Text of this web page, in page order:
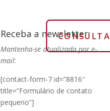
CONSULTA
Receba a newsletter:
Mantenha-se atualizada por e-
mail:
[contact-form-7 id=”8816″
title=”Formulário de contato
pequeno”]